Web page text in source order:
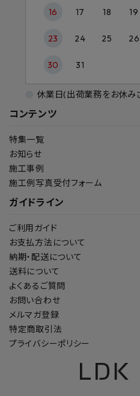
コンテンツ
特集一覧
お知らせ
施工事例
施工例写真受付フォーム
ガイドライン
ご利用ガイド
お支払方法について
納期・配送について
送料について
よくあるご質問
お問い合わせ
メルマガ登録
特定商取引法
プライバシーポリシー
16 17 18 19
23 24 25 26
30 31
休業日(出荷業務をお休み